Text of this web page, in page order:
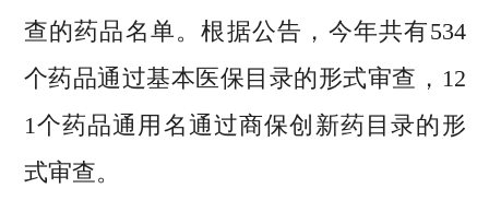
查的药品名单。根据公告，今年共有534
个药品通过基本医保目录的形式审查，12
1个药品通用名通过商保创新药目录的形
式审查。